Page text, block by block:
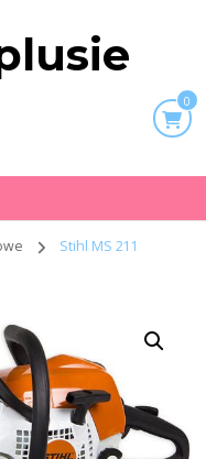
0
Stihl MS 211